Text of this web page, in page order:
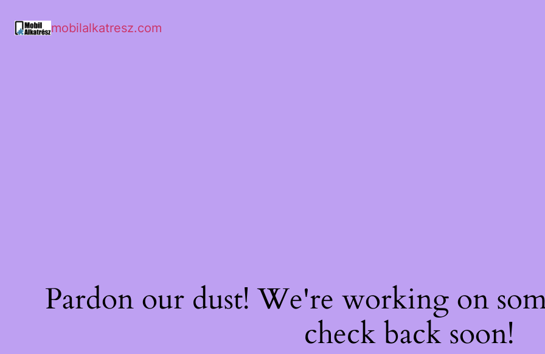
mobilalkatresz.com
Pardon our dust! We're working on
check back soon!